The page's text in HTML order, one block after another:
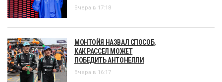
Вчера в 17:18
МОНТОЙЯ НАЗВАЛ СПОСОБ,
КАК РАССЕЛ МОЖЕТ
ПОБЕДИТЬ АНТОНЕЛЛИ
Вчера в 16:17